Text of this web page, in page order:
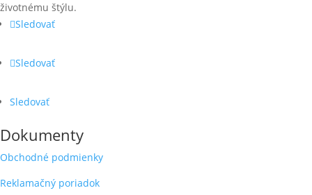
životnému štýlu.
Sledovať
Sledovať
Sledovať
Dokumenty
Obchodné podmienky
Reklamačný poriadok